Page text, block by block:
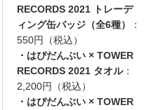
RECORDS 2021 トレーデ
ィング缶バッジ（全6種）
：
550円（税込）
・はぴだんぶい × TOWER
RECORDS 2021 タオル：
2,200円（税込）
・はぴだんぶい × TOWER